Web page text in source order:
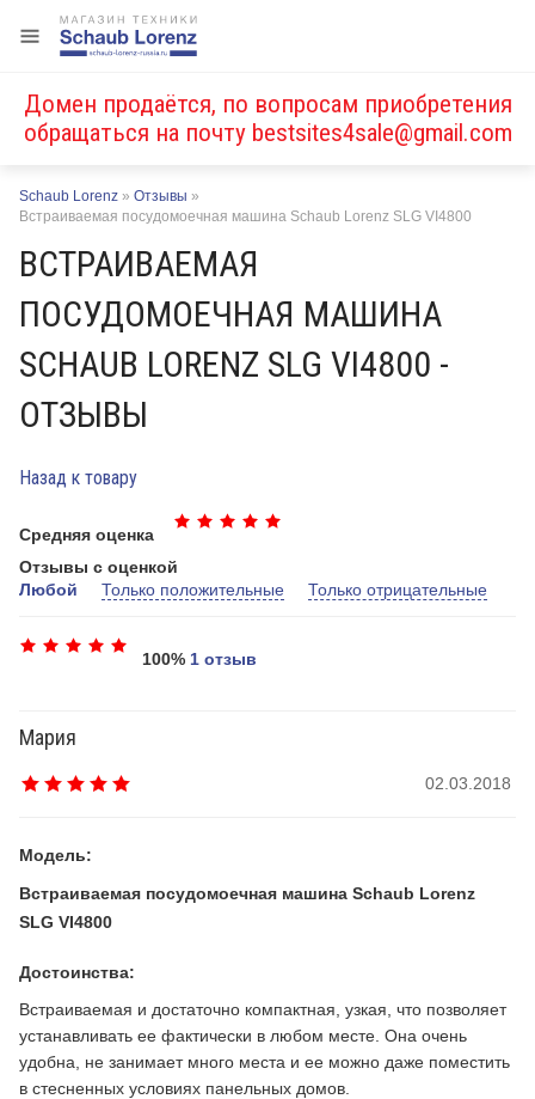
Домен продаётся, по вопросам приобретения
обращаться на почту bestsites4sale@gmail.com
Schaub Lorenz » Отзывы »
Встраиваемая посудомоечная машина Schaub Lorenz SLG VI4800
ВСТРАИВАЕМАЯ
ПОСУДОМОЕЧНАЯ МАШИНА
SCHAUB LORENZ SLG VI4800 -
ОТЗЫВЫ
Назад к товару
Средняя оценка
Отзывы с оценкой
Любой
Только положительные Только отрицательные
100% 1 отзыв
Мария
02.03.2018
Модель:
Встраиваемая посудомоечная машина Schaub Lorenz
SLG VI4800
Достоинства:
Встраиваемая и достаточно компактная, узкая, что позволяет
устанавливать ее фактически в любом месте. Она очень
удобна, не занимает много места и ее можно даже поместить
в стесненных условиях панельных домов.